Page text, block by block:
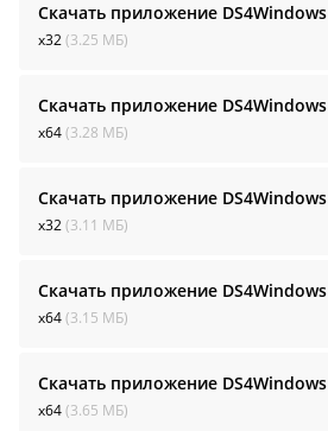
Скачать приложение DS4Windows
x32(3.25 МБ)
Скачать приложение DS4Windows
x64(3.28 МБ)
Скачать приложение DS4Windows
x32(3.11 МБ)
Скачать приложение DS4Windows
x64(3.15 МБ)
Скачать приложение DS4Windows
x64(3.65 МБ)